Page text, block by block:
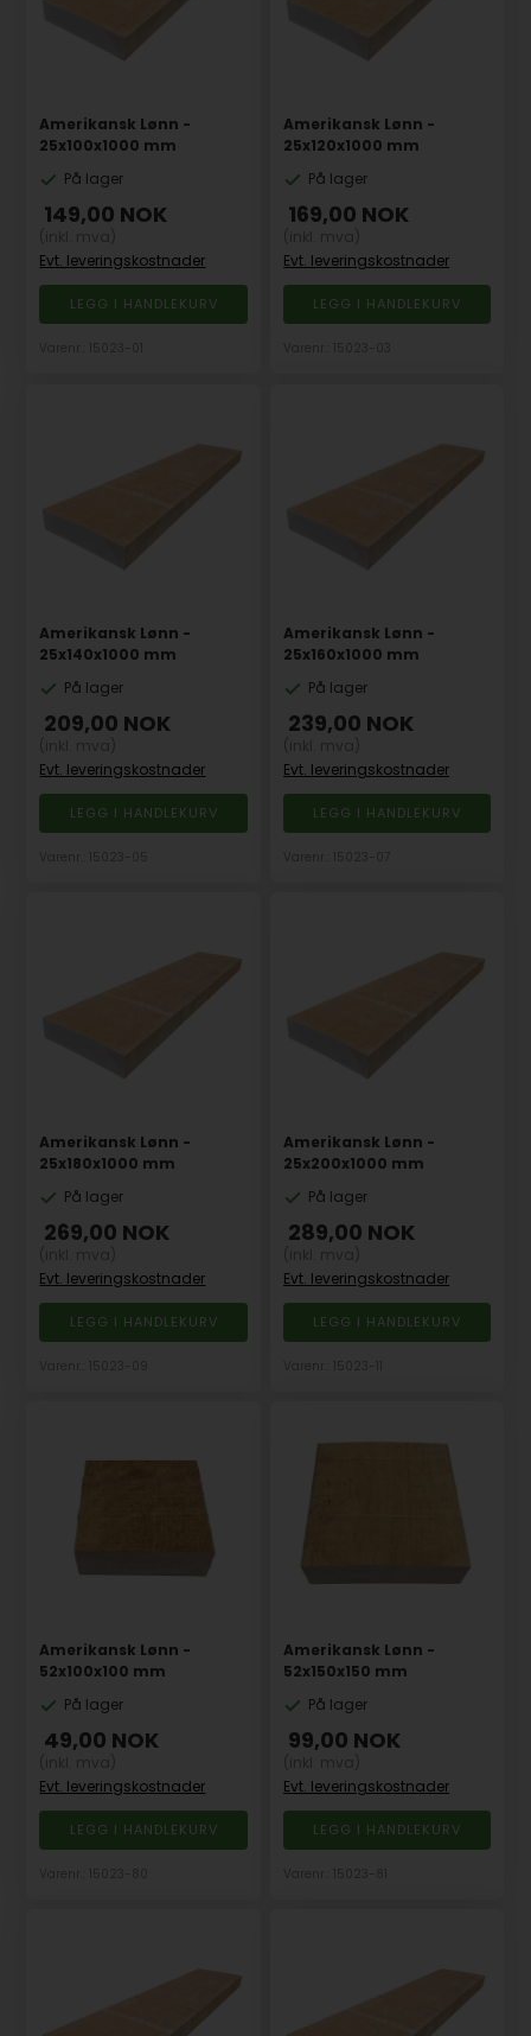
Amerikansk Lønn -
25x100x1000 mm
På lager
149,00 NOK
Evt. leveringskostnader
Amerikansk Lønn -
25x120x1000 mm
På lager
169,00 NOK
Evt. leveringskostnader
Amerikansk Lønn -
25x140x1000 mm
På lager
209,00 NOK
Evt. leveringskostnader
Amerikansk Lønn -
25x160x1000 mm
På lager
239,00 NOK
Evt. leveringskostnader
Amerikansk Lønn -
25x180x1000 mm
På lager
269,00 NOK
Evt. leveringskostnader
Amerikansk Lønn -
25x200x1000 mm
På lager
289,00 NOK
Evt. leveringskostnader
Amerikansk Lønn -
52x100x100 mm
På lager
49,00 NOK
Evt. leveringskostnader
Amerikansk Lønn -
52x150x150 mm
På lager
99,00 NOK
Evt. leveringskostnader